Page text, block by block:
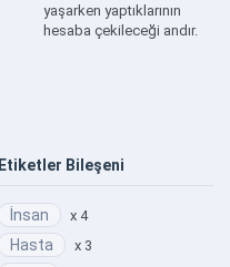
yaşarken yaptıklarının
hesaba çekileceği andır.
Etiketler Bileşeni
İnsan x 4
Hasta x 3